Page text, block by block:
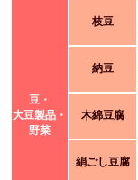
豆・
大豆製品・
野菜
枝豆
納豆
木綿豆腐
絹ごし豆腐